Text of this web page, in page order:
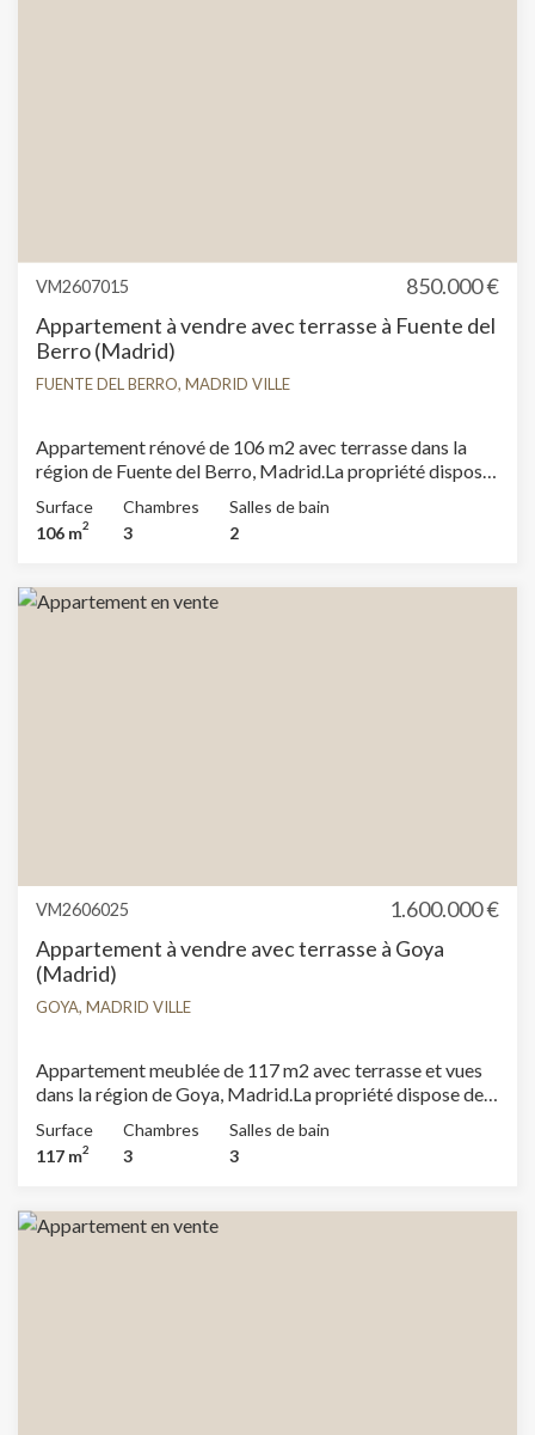
VM2607015
850.000 €
Appartement à vendre avec terrasse à Fuente del
Berro (Madrid)
FUENTE DEL BERRO, MADRID VILLE
Appartement rénové de 106 m2 avec terrasse dans la
région de Fuente del Berro, Madrid.La propriété dispose
intégrées, chauffage et concierge.
Surface
106 m2
Chambres
3
Salles de bain
2
VM2606025
1.600.000 €
Appartement à vendre avec terrasse à Goya
(Madrid)
GOYA, MADRID VILLE
Appartement meublée de 117 m2 avec terrasse et vues
dans la région de Goya, Madrid.La propriété dispose de 3
intégrées, buanderie, chauffage et concierge.
Surface
117 m2
Chambres
3
Salles de bain
3